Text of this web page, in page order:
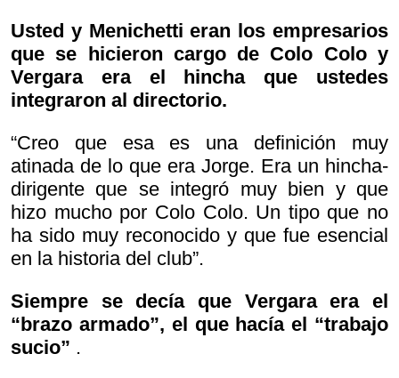
Usted y Menichetti eran los empresarios
que se hicieron cargo de Colo Colo y
Vergara era el hincha que ustedes
integraron al directorio.
“Creo que esa es una definición muy
atinada de lo que era Jorge. Era un hincha-
dirigente que se integró muy bien y que
hizo mucho por Colo Colo. Un tipo que no
ha sido muy reconocido y que fue esencial
en la historia del club”.
Siempre se decía que Vergara era el
“brazo armado”, el que hacía el “trabajo
sucio” .